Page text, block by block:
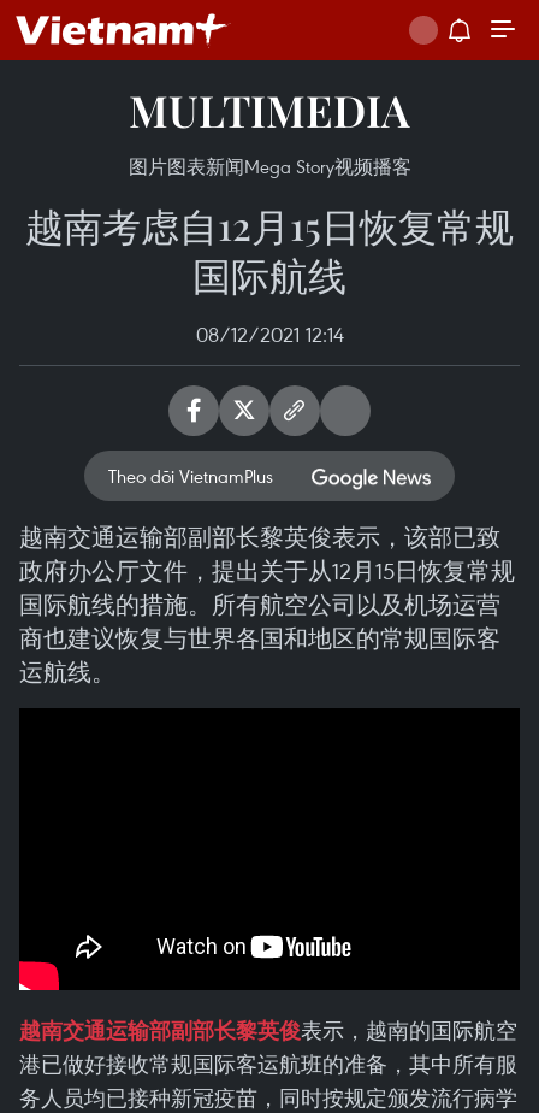
MULTIMEDIA
图片图表新闻Mega Story视频播客
越南考虑自12月15日恢复常规
国际航线
08/12/2021 12:14
Theo dõi VietnamPlus
越南交通运输部副部长黎英俊表示，该部已致
政府办公厅文件，提出关于从12月15日恢复常规
国际航线的措施。所有航空公司以及机场运营
商也建议恢复与世界各国和地区的常规国际客
运航线。
越南交通运输部副部长黎英俊表示，越南的国际航空
港已做好接收常规国际客运航班的准备，其中所有服
务人员均已接种新冠疫苗，同时按规定颁发流行病学